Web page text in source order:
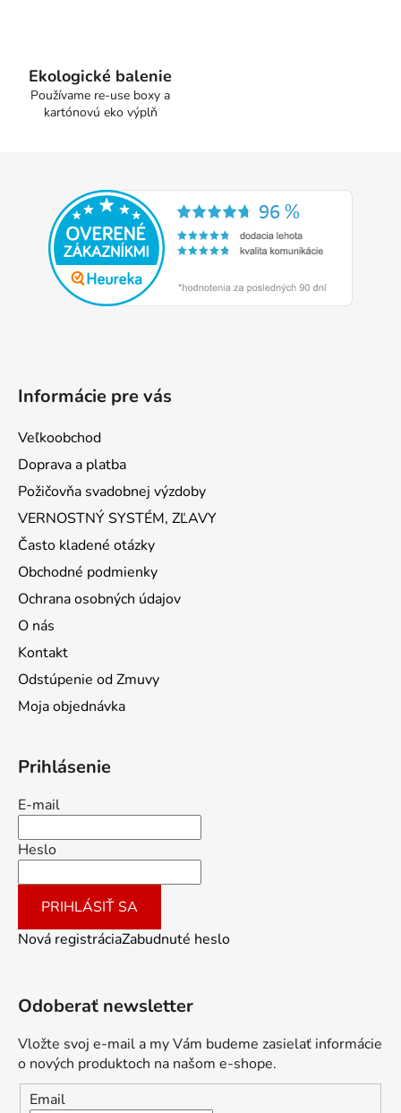
i
s
u
Ekologické balenie
Používame re-use boxy a
kartónovú eko výplň
Informácie pre vás
Veľkoobchod
Doprava a platba
Požičovňa svadobnej výzdoby
VERNOSTNÝ SYSTÉM, ZĽAVY
Často kladené otázky
Obchodné podmienky
Ochrana osobných údajov
O nás
Kontakt
Odstúpenie od Zmuvy
Moja objednávka
Prihlásenie
E-mail
Heslo
PRIHLÁSIŤ SA
Nová registráciaZabudnuté heslo
Odoberať newsletter
Vložte svoj e-mail a my Vám budeme zasielať informácie
o nových produktoch na našom e-shope.
Email